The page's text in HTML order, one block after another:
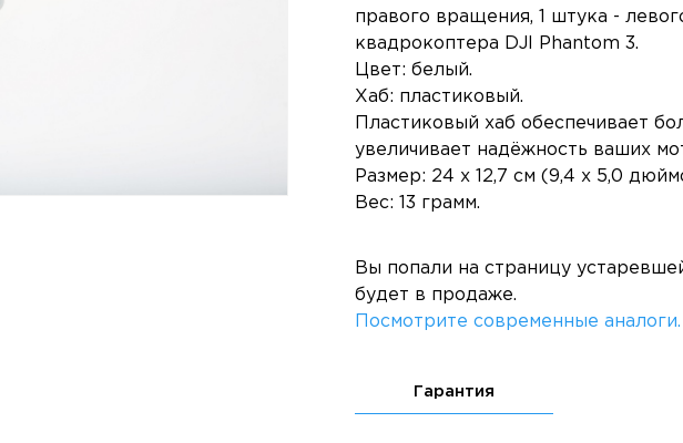
правого вращения, 1 штука -
квадрокоптера DJI Phantom 3.
Цвет: белый.
Хаб: пластиковый.
Пластиковый хаб обеспечивает
увеличивает надёжность ваших
Размер: 24 x 12,7 см (9,4 x 5,0
Вес: 13 грамм.
Вы попали на страницу
будет в продаже.
Посмотрите современные аналоги.
Гарантия